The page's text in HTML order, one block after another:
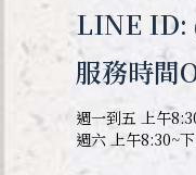
LINE ID:
服務時
週一到五 上午
週六 上午8:30~